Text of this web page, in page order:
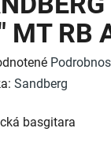
MT RB
Sandberg
basgitara